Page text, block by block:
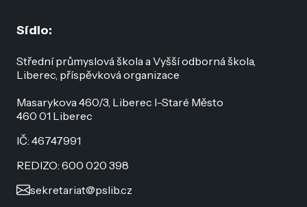
Sídlo:
Střední průmyslová škola a Vyšší odborná škola,
Liberec, příspěvková organizace
Masarykova 460/3, Liberec I-Staré Město
460 01 Liberec
IČ: 46747991
REDIZO: 600 020 398
sekretariat@pslib.cz